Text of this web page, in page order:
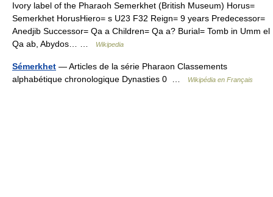
Ivory label of the Pharaoh Semerkhet (British Museum) Horus=
Semerkhet HorusHiero= s U23 F32 Reign= 9 years Predecessor=
Anedjib Successor= Qa a Children= Qa a? Burial= Tomb in Umm el
Qa ab, Abydos… …
Wikipedia
Sémerkhet — Articles de la série Pharaon Classements
alphabétique chronologique Dynasties 0 …
Wikipédia en Français